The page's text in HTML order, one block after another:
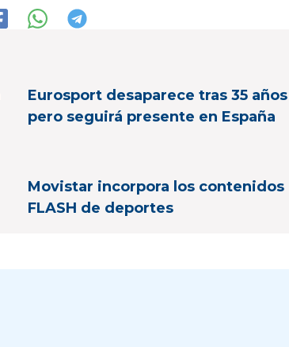
Eurosport desaparece tras 35 años
pero seguirá presente en España
Movistar incorpora los contenidos
FLASH de deportes